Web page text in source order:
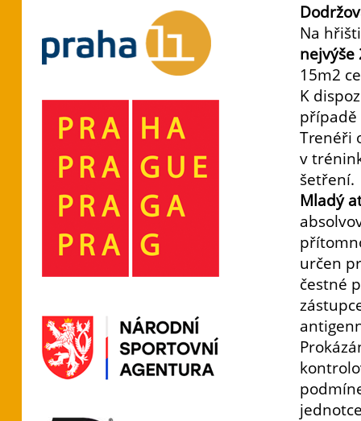
Na
nejvýše
15m2
K
případě
Trenéři
v
šetření.
Mladý
určen
čestné